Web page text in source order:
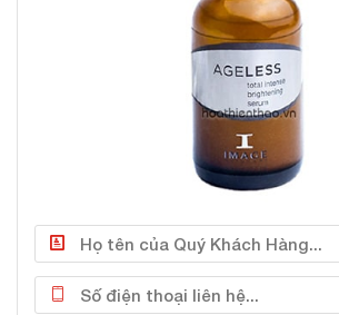
Thành phần chính tinh chất trắng
hóa Image Ageless Total Intense
ẩm, nuôi dưỡng da trắng mịn, đều
Phytic acid (AHA): Thúc đẩy sự
ở lớp ngoài biểu bì, đẩy nhanh quá
Đồng thời kích thích sản sinh